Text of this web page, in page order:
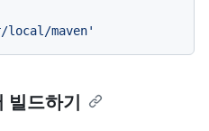
maven'
빌드하기